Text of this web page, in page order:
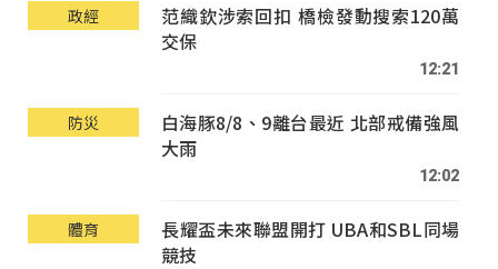
政經
范織欽涉索回扣 橋檢發動搜索120萬
交保
12:21
防災
白海豚8/8、9離台最近 北部戒備強風
大雨
12:02
體育
長耀盃未來聯盟開打 UBA和SBL同場
競技